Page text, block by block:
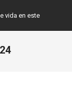
vida en este